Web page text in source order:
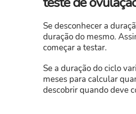
Se desconhecer a
duração do mesmo.
começar a testar.
Se a duração do ciclo
meses para calcular
descobrir quando deve